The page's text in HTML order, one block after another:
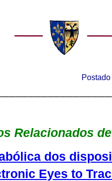
Relacionados
dos
Eyes to